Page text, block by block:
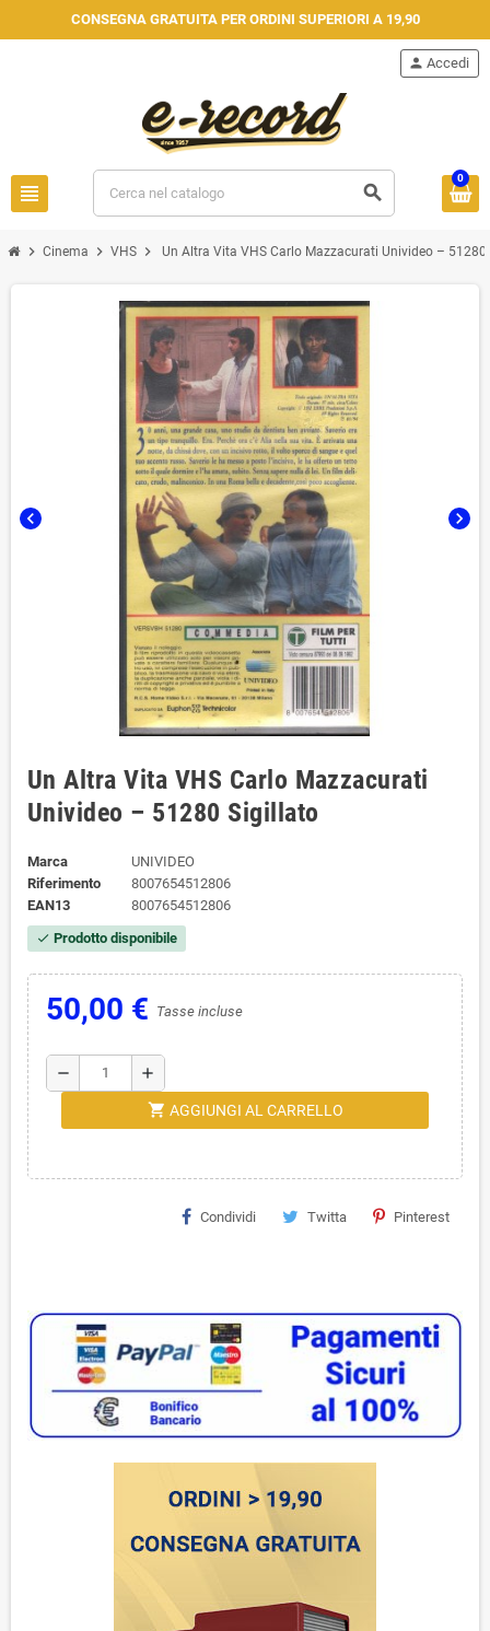
CONSEGNA GRATUITA PER ORDINI SUPERIORI A 19,90
view_headline search
person Accedi
0
chevron_right Cinema chevron_right VHS chevron_right Un Altra Vita VHS Carlo Mazzacurati Univideo –
chevron_left chevron_right
Un Altra Vita VHS Carlo Mazzacurati
Univideo – 51280 Sigillato
Marca
UNIVIDEO
Riferimento
8007654512806
EAN13
8007654512806
check Prodotto disponibile
50,00 € Tasse incluse
remove add
shopping_cart AGGIUNGI AL CARRELLO
Condividi Twitta Pinterest